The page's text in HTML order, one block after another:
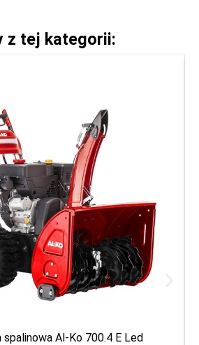
z tej kategorii:
spalinowa Al-Ko 700.4 E Led